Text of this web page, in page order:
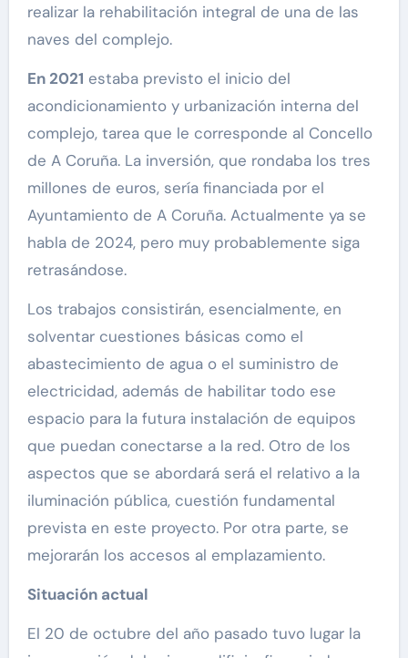
realizar la rehabilitación integral de una de las
naves del complejo.
En 2021 estaba previsto el inicio del
acondicionamiento y urbanización interna del
complejo, tarea que le corresponde al Concello
de A Coruña. La inversión, que rondaba los tres
millones de euros, sería financiada por el
Ayuntamiento de A Coruña. Actualmente ya se
habla de 2024, pero muy probablemente siga
retrasándose.
Los trabajos consistirán, esencialmente, en
solventar cuestiones básicas como el
abastecimiento de agua o el suministro de
electricidad, además de habilitar todo ese
espacio para la futura instalación de equipos
que puedan conectarse a la red. Otro de los
aspectos que se abordará será el relativo a la
iluminación pública, cuestión fundamental
prevista en este proyecto. Por otra parte, se
mejorarán los accesos al emplazamiento.
Situación actual
El 20 de octubre del año pasado tuvo lugar la